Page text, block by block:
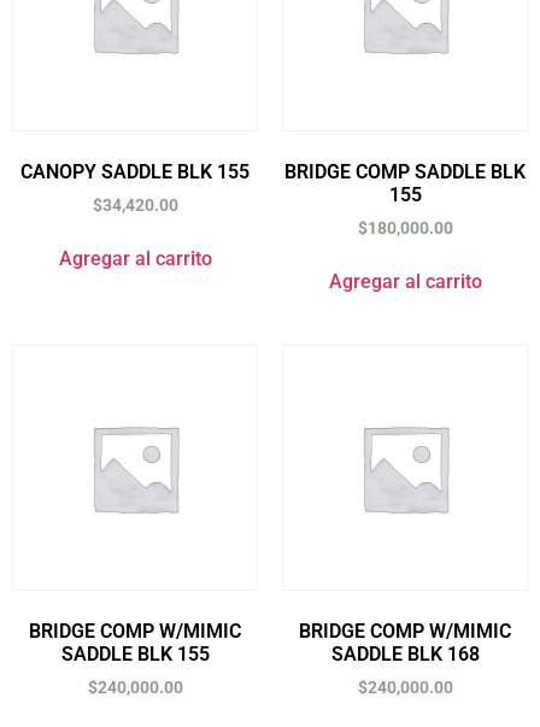
CANOPY SADDLE BLK 155
$34,420.00
Agregar al carrito
BRIDGE COMP SADDLE BLK
155
$180,000.00
Agregar al carrito
BRIDGE COMP W/MIMIC
SADDLE BLK 155
$240,000.00
BRIDGE COMP W/MIMIC
SADDLE BLK 168
$240,000.00